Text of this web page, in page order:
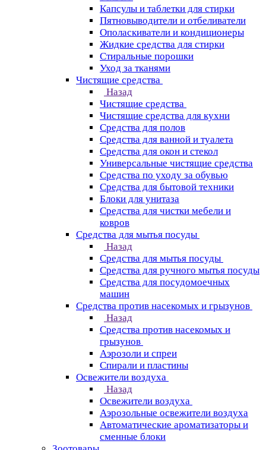
Капсулы и таблетки для стирки
Пятновыводители и отбеливатели
Ополаскиватели и кондиционеры
Жидкие средства для стирки
Стиральные порошки
Уход за тканями
Чистящие средства
Назад
Чистящие средства
Чистящие средства для кухни
Средства для полов
Средства для ванной и туалета
Средства для окон и стекол
Универсальные чистящие средства
Средства по уходу за обувью
Средства для бытовой техники
Блоки для унитаза
Средства для чистки мебели и
ковров
Средства для мытья посуды
Назад
Средства для мытья посуды
Средства для ручного мытья посуды
Средства для посудомоечных
машин
Средства против насекомых и грызунов
Назад
Средства против насекомых и
грызунов
Аэрозоли и спреи
Спирали и пластины
Освежители воздуха
Назад
Освежители воздуха
Аэрозольные освежители воздуха
Автоматические ароматизаторы и
сменные блоки